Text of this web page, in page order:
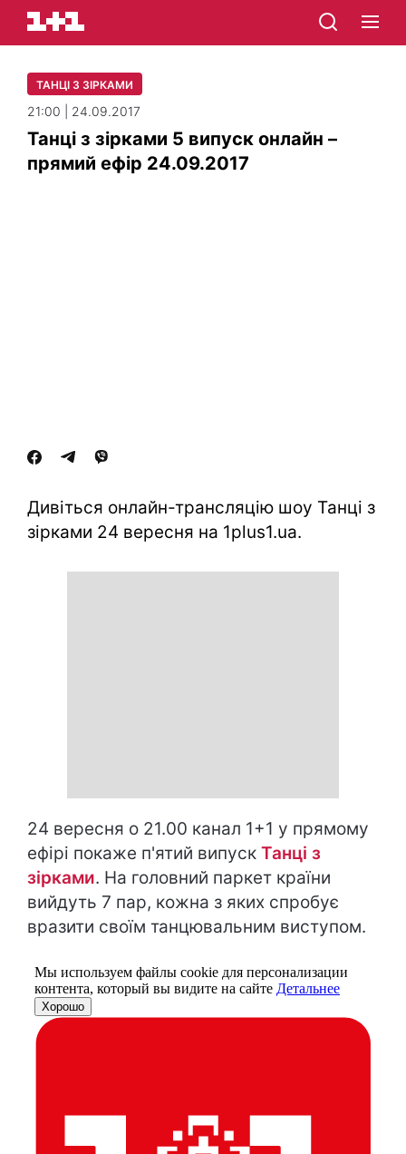
ТАНЦІ З ЗІРКАМИ
21:00 | 24.09.2017
Танці з зірками 5 випуск онлайн –
прямий ефір 24.09.2017
Дивіться онлайн-трансляцію шоу Танці з
зірками 24 вересня на 1plus1.ua.
24 вересня о 21.00 канал 1+1 у прямому
ефірі покаже п'ятий випуск Танці з
зірками. На головний паркет країни
вийдуть 7 пар, кожна з яких спробує
вразити своїм танцювальним виступом.